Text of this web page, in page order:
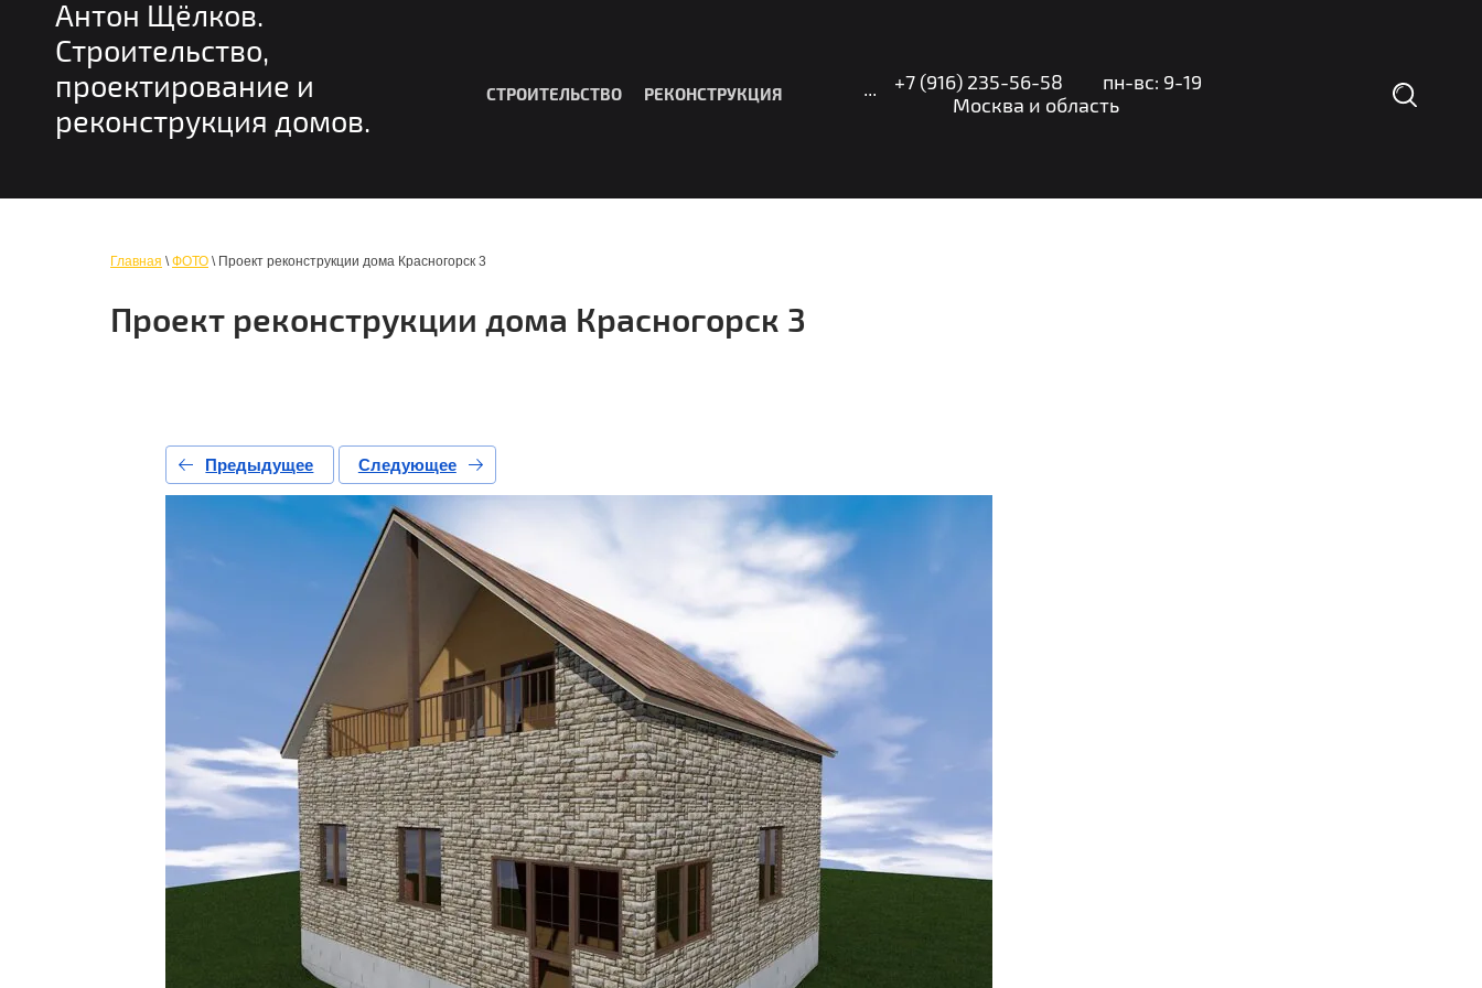
Антон Щёлков.
Строительство,
проектирование и
реконструкция домов.
СТРОИТЕЛЬСТВО РЕКОНСТРУКЦИЯ ... +7 (916) 235-56-58 пн-вс: 9-19
Москва и область
Главная \ФОТО \ Проект реконструкции дома Красногорск 3
Проект реконструкции дома Красногорск 3
Предыдущее Следующее